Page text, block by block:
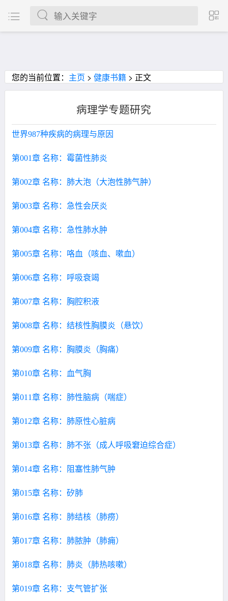
您的当前位置： 主页 >健康书籍 > 正文
病理学专题研究
世界987种疾病的病理与原因
第001章 名称：霉菌性肺炎
第002章 名称：肺大泡（大泡性肺气肿）
第003章 名称：急性会厌炎
第004章 名称：急性肺水肿
第005章 名称：咯血（咳血、嗽血）
第006章 名称：呼吸衰竭
第007章 名称：胸腔积液
第008章 名称：结核性胸膜炎（悬饮）
第009章 名称：胸膜炎（胸痛）
第010章 名称：血气胸
第011章 名称：肺性脑病（喘症）
第012章 名称：肺原性心脏病
第013章 名称：肺不张（成人呼吸窘迫综合症）
第014章 名称：阻塞性肺气肿
第015章 名称：矽肺
第016章 名称：肺结核（肺痨）
第017章 名称：肺脓肿（肺痈）
第018章 名称：肺炎（肺热咳嗽）
第019章 名称：支气管扩张